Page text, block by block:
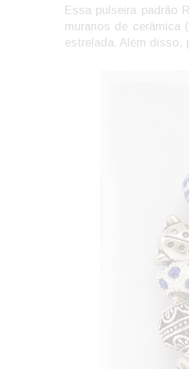
Essa pulseira padrão
muranos de cerâmica
estrelada. Além disso,